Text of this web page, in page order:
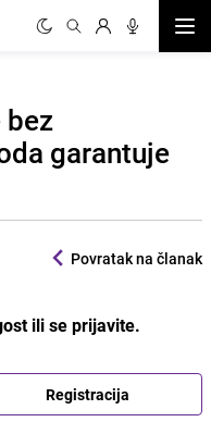
garantuje
Povratak na članak
ili se prijavite.
Registracija